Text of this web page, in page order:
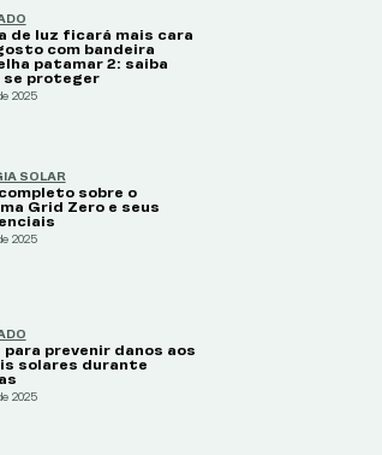
de luz ficará mais cara
com bandeira
patamar 2: saiba
se proteger
2025
SOLAR
sobre o
Grid Zero e seus
2025
para prevenir danos aos
solares durante
2025